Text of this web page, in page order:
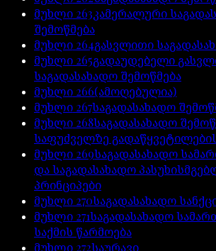
მუხლი 263კამერალური
შემოწმება
მუხლი 264გასვლითი
მუხლი 265გადაუდებელი
საგადასახადო შემოწმება
მუხლი 266(ამოღებულია)
მუხლი 267საგადასახადო
მუხლი 268საგადასახადო
საფუძველზე
მუხლი 269საგადასახადო
და საგადასახადო
პრინციპები
მუხლი 270საგადასახადო
მუხლი 271საგადასახადო
საქმის წარმოება
მუხლი 272საურავი